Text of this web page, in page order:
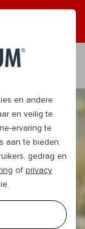
en andere
en veilig te
ervaring te
aan te bieden.
gedrag en
of privacy